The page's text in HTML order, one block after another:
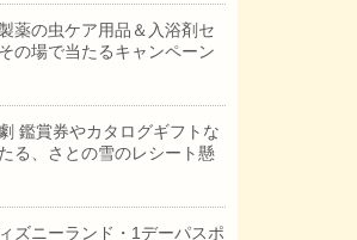
薬の虫ケア用品＆入浴剤セ
の場で当たるキャンペーン
鑑賞券やカタログギフトな
る、さとの雪のレシート懸
ズニーランド・1デーパスポ